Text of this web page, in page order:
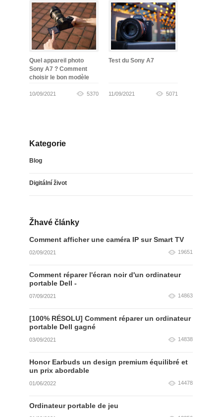
Quel appareil photo
Sony A7 ? Comment
choisir le bon modèle
10/09/2021 5370
Test du Sony A7
11/09/2021 5071
Kategorie
Blog
Digitální život
Žhavé články
Comment afficher une caméra IP sur Smart TV
02/09/2021 19651
Comment réparer l'écran noir d'un ordinateur
portable Dell -
07/09/2021 14863
[100% RÉSOLU] Comment réparer un ordinateur
portable Dell gagné
03/09/2021 14838
Honor Earbuds un design premium équilibré et
un prix abordable
01/06/2022 14478
Ordinateur portable de jeu